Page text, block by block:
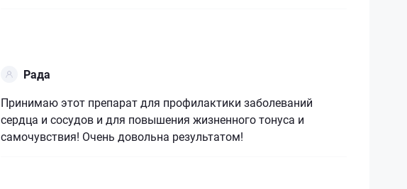
Рада
Принимаю этот препарат для профилактики заболеваний
сердца и сосудов и для повышения жизненного тонуса и
самочувствия! Очень довольна результатом!